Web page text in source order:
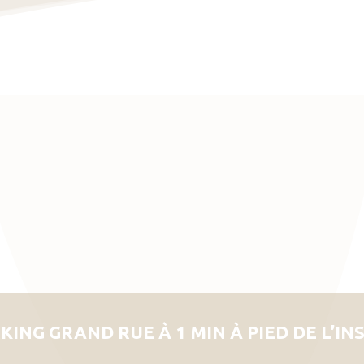
GRAND RUE À 1 MIN À PIED DE